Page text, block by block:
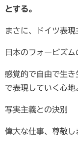
とする。
まさに、ドイツ表現
日本のフォービズム
感覚的で自由で生
で表現していく心地
写実主義との決別
偉大な仕事、尊敬し